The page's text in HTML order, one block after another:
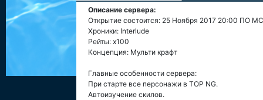
Описание сервера:
Открытие состоится: 25 Ноября 2017 20:00 ПО
Хроники: Interlude
Рейты: x100
Концепция: Мульти крафт
Главные особенности сервера:
При старте все персонажи в TOP NG.
Автоизучение скилов.